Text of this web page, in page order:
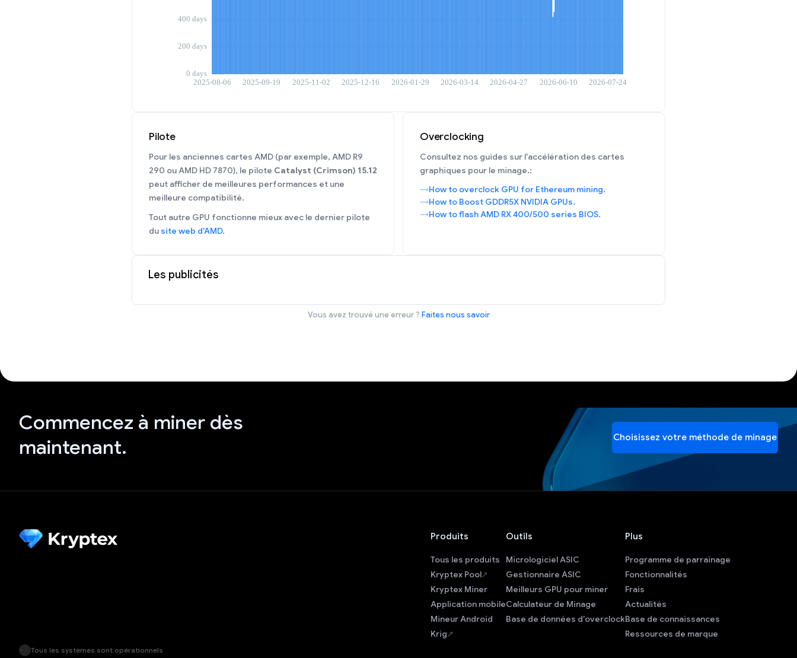
Pilote
Pour les anciennes cartes AMD (par exemple, AMD R9
290 ou AMD HD 7870), le pilote Catalyst (Crimson) 15.12
peut afficher de meilleures performances et une
meilleure compatibilité.
Tout autre GPU fonctionne mieux avec le dernier pilote
du site web d'AMD.
Overclocking
Consultez nos guides sur l'accélération des cartes
graphiques pour le minage.:
How to overclock GPU for Ethereum mining.
How to Boost GDDR5X NVIDIA GPUs.
How to flash AMD RX 400/500 series BIOS.
Les publicités
Vous avez trouvé une erreur ? Faites nous savoir
Commencez à miner dès
maintenant.
Choisissez votre méthode de minage
Tous les systèmes sont opérationnels
Produits
Tous les produits
Kryptex Pool
Kryptex Miner
Application mobile
Mineur Android
Krig
Outils
Micrologiciel ASIC
Gestionnaire ASIC
Meilleurs GPU pour miner
Calculateur de Minage
Base de données d'overclock
Plus
Programme de parrainage
Fonctionnalités
Frais
Actualités
Base de connaissances
Ressources de marque